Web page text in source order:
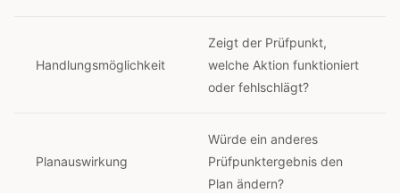
Handlungsmöglichkeit
Zeigt der Prüfpunkt,
welche Aktion funktioniert
oder fehlschlägt?
Planauswirkung
Würde ein anderes
Prüfpunktergebnis den
Plan ändern?